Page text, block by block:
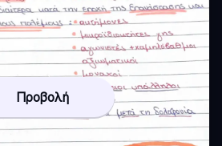
Προβολή